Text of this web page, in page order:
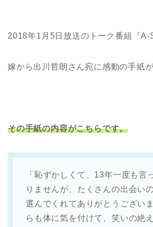
2018年1月5日放送のトーク番組『A-
嫁から出川哲朗さん宛に感動の手紙
その手紙の内容がこちらです。
「恥ずかしくて、13年一度も言
りませんが、たくさんの出会い
選んでくれてありがとうござい
らも体に気を付けて、笑いの絶